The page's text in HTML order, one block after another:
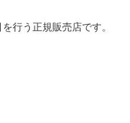
行う正規販売店です。